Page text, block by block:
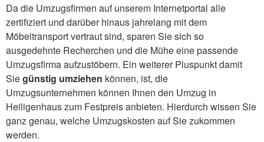
Da die Umzugsfirmen auf unserem Internetportal alle
zertifiziert und darüber hinaus jahrelang mit dem
Möbeltransport vertraut sind, sparen Sie sich so
ausgedehnte Recherchen und die Mühe eine passende
Umzugsfirma aufzustöbern. Ein weiterer Pluspunkt damit
Siegünstig umziehen können, ist, die
Umzugsunternehmen können Ihnen den Umzug in
Heiligenhaus zum Festpreis anbieten. Hierdurch wissen Sie
ganz genau, welche Umzugskosten auf Sie zukommen
werden.